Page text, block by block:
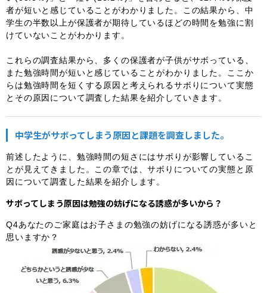
者が短いと感じていることがわかりました。この結果から、中
学生の半数以上が保護者が期待しているほどの時間を勉強に割
けていないことがわかります。
これらの調査結果から、多くの保護者が子供がサボっている、
また勉強時間が短いと感じていることがわかりました。ここか
らは勉強時間を短くする原因と考えられるサボりについて実態
とその原因について調査した結果を紹介していきます。
中学生がサボってしまう原因と課題を調査しました。
前述したように、勉強時間の短さにはサボりが影響しているこ
とが見えてきました。この章では、サボりについての実態と原
因について調査した結果を紹介します。
サボってしまう原因は勉強の妨げになる誘惑が多いから？
Q4あなたのご家庭はお子さまの勉強の妨げになる誘惑が多いと
思いますか？